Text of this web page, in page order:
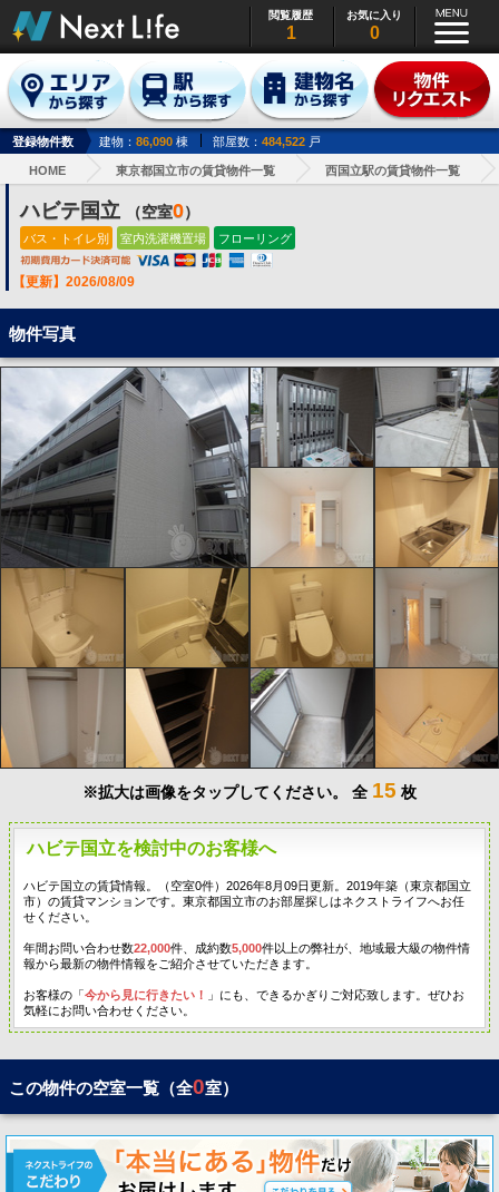
閲覧履歴
1
お気に入り
0
登録物件数 建物： 86,090 棟 部屋数： 484,522 戸
HOME 東京都国立市の賃貸物件一覧 西国立駅の賃貸物件一覧
ハビテ国立 （空室0）
バス・トイレ別 室内洗濯機置場 フローリング
【更新】2026/08/09
物件写真
※拡大は画像をタップしてください。 全 15 枚
ハビテ国立を検討中のお客様へ
ハビテ国立の賃貸情報。（空室0件）2026年8月09日更新。2019年築（東京都国立
市）の賃貸マンションです。東京都国立市のお部屋探しはネクストライフへお任
せください。
年間お問い合わせ数22,000件、成約数5,000件以上の弊社が、地域最大級の物件情
報から最新の物件情報をご紹介させていただきます。
お客様の「今から見に行きたい！
」にも、できるかぎりご対応致します。ぜひお
気軽にお問い合わせください。
この物件の空室一覧（全0室）